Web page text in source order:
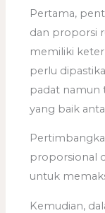
Pertama,
dan proporsi
memiliki
perlu
padat namun
yang baik
proporsional
untuk
Kemudian,